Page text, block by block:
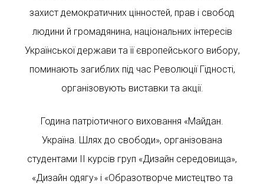
захист демократичних цінностей, прав і свобод
людини й громадянина, національних інтересів
Української держави та її європейського вибору,
поминають загиблих під час Революції Гідності,
організовують виставки та акції.
Година патріотичного виховання «Майдан.
Україна. Шлях до свободи», організована
студентами ІІ курсів груп «Дизайн середовища»,
«Дизайн одягу» і «Образотворче мистецтво та